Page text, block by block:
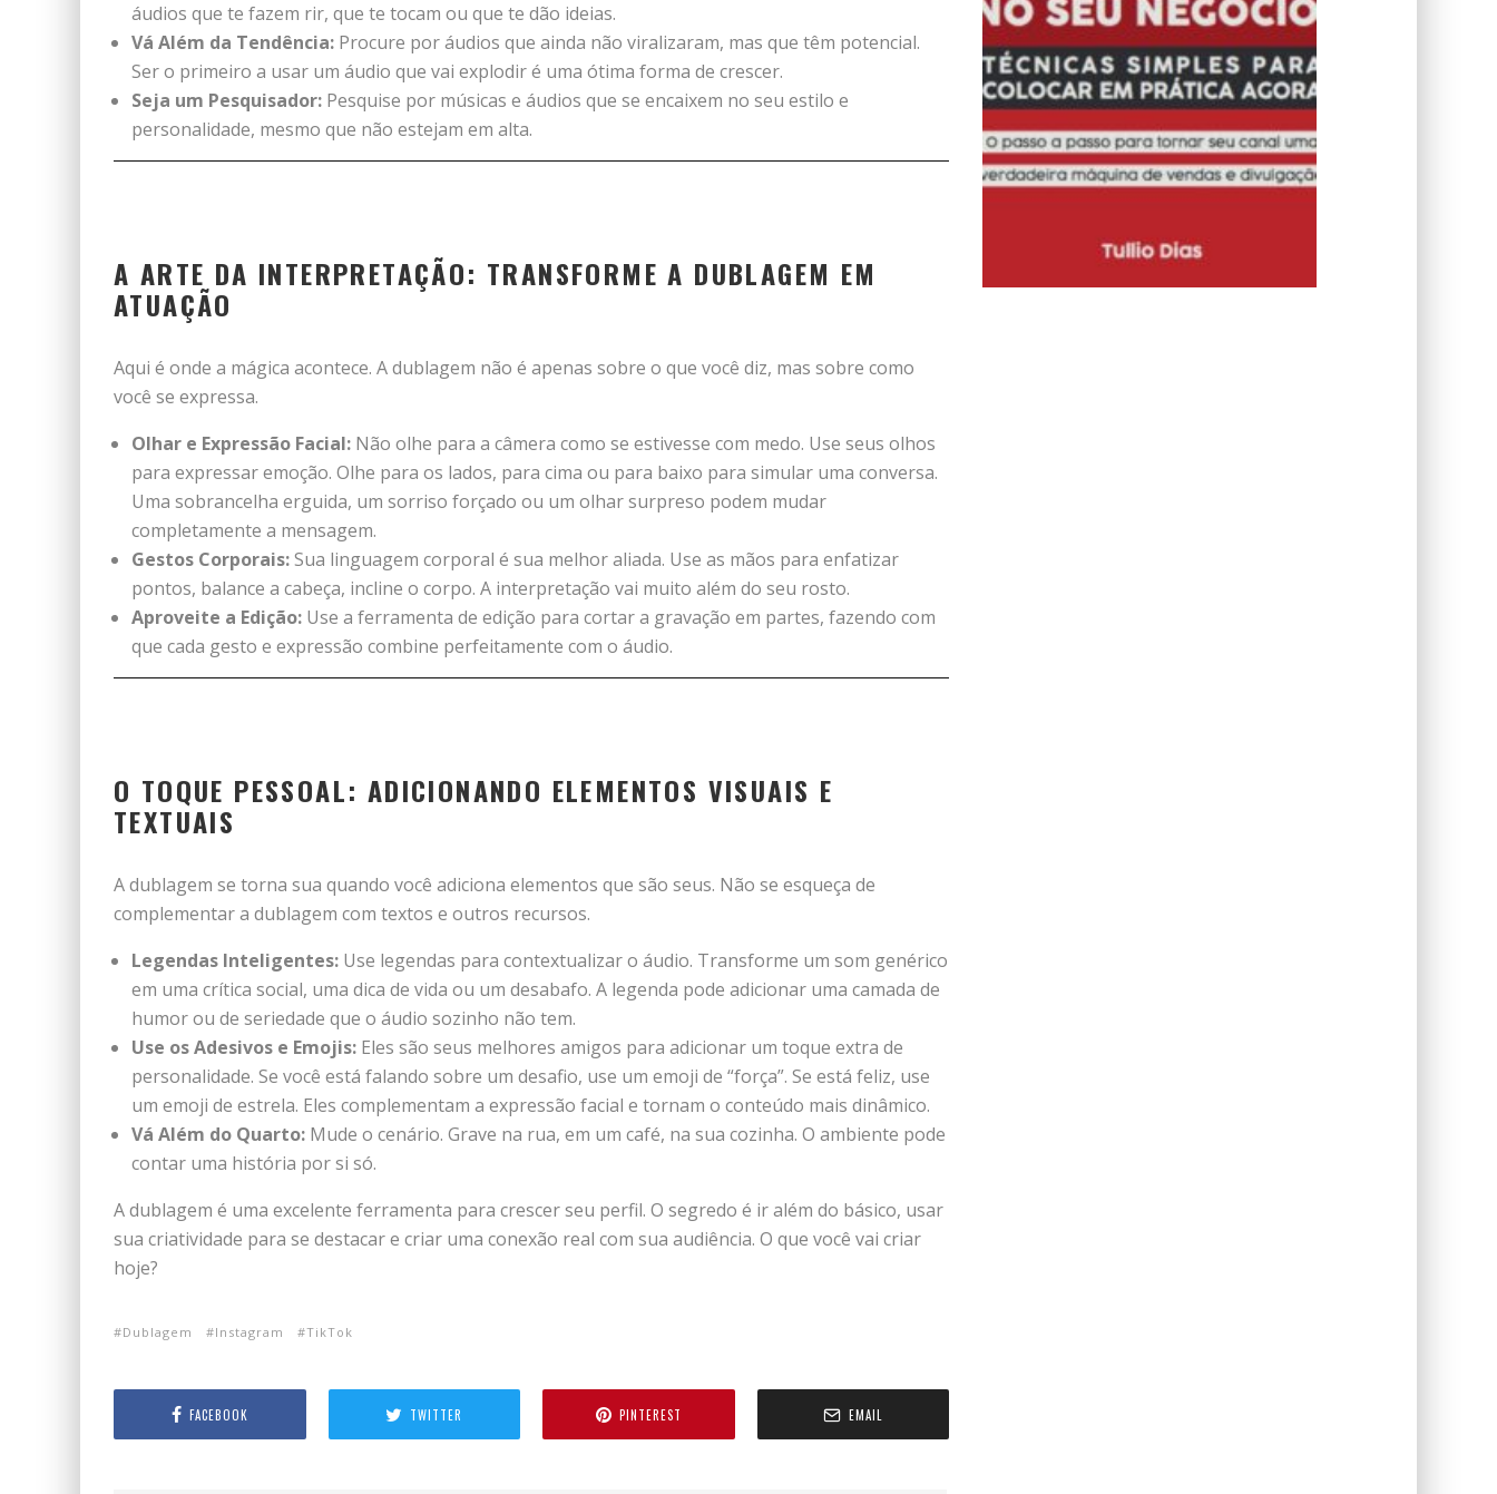
áudios que te fazem rir, que te tocam ou que te dão ideias.
Vá Além da Tendência: Procure por áudios que ainda não viralizaram, mas que têm potencial.
Ser o primeiro a usar um áudio que vai explodir é uma ótima forma de crescer.
Seja um Pesquisador: Pesquise por músicas e áudios que se encaixem no seu estilo e
personalidade, mesmo que não estejam em alta.
A ARTE DA INTERPRETAÇÃO: TRANSFORME A DUBLAGEM EM
ATUAÇÃO
Aqui é onde a mágica acontece. A dublagem não é apenas sobre o que você diz, mas sobre como
você se expressa.
Olhar e Expressão Facial: Não olhe para a câmera como se estivesse com medo. Use seus olhos
para expressar emoção. Olhe para os lados, para cima ou para baixo para simular uma conversa.
Uma sobrancelha erguida, um sorriso forçado ou um olhar surpreso podem mudar
completamente a mensagem.
Gestos Corporais:Sua linguagem corporal é sua melhor aliada. Use as mãos para enfatizar
pontos, balance a cabeça, incline o corpo. A interpretação vai muito além do seu rosto.
Aproveite a Edição: Use a ferramenta de edição para cortar a gravação em partes, fazendo com
que cada gesto e expressão combine perfeitamente com o áudio.
O TOQUE PESSOAL: ADICIONANDO ELEMENTOS VISUAIS E
TEXTUAIS
A dublagem se torna sua quando você adiciona elementos que são seus. Não se esqueça de
complementar a dublagem com textos e outros recursos.
Legendas Inteligentes: Use legendas para contextualizar o áudio. Transforme um som genérico
em uma crítica social, uma dica de vida ou um desabafo. A legenda pode adicionar uma camada de
humor ou de seriedade que o áudio sozinho não tem.
Use os Adesivos e Emojis: Eles são seus melhores amigos para adicionar um toque extra de
personalidade. Se você está falando sobre um desafio, use um emoji de “força”. Se está feliz, use
um emoji de estrela. Eles complementam a expressão facial e tornam o conteúdo mais dinâmico.
Vá Além do Quarto: Mude o cenário. Grave na rua, em um café, na sua cozinha. O ambiente pode
contar uma história por si só.
A dublagem é uma excelente ferramenta para crescer seu perfil. O segredo é ir além do básico, usar
sua criatividade para se destacar e criar uma conexão real com sua audiência. O que você vai criar
hoje?
Dublagem Instagram TikTok
FACEBOOK TWITTER PINTEREST EMAIL